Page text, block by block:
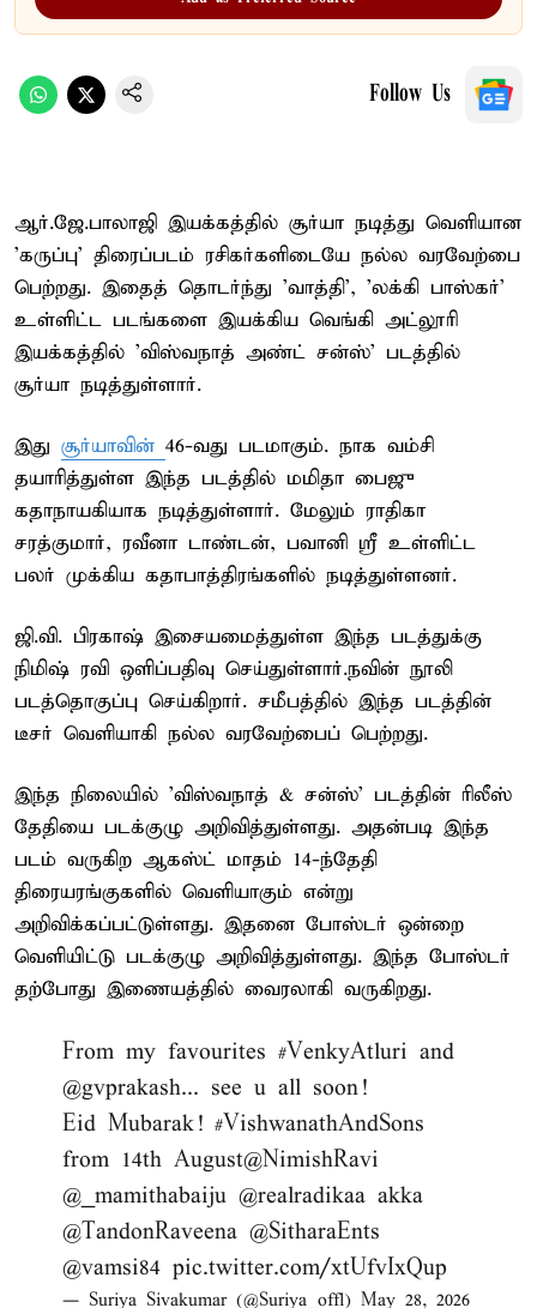
Follow Us
ஆர்.ஜே.பாலாஜி இயக்கத்தில் சூர்யா நடித்து வெளியான
'கருப்பு' திரைப்படம் ரசிகர்களிடையே நல்ல வரவேற்பை
பெற்றது. இதைத் தொடர்ந்து 'வாத்தி', 'லக்கி பாஸ்கர்'
உள்ளிட்ட படங்களை இயக்கிய வெங்கி அட்லூரி
இயக்கத்தில் 'விஸ்வநாத் அண்ட் சன்ஸ்' படத்தில்
சூர்யா நடித்துள்ளார்.
இது சூர்யாவின் 46-வது படமாகும். நாக வம்சி
தயாரித்துள்ள இந்த படத்தில் மமிதா பைஜு
கதாநாயகியாக நடித்துள்ளார். மேலும் ராதிகா
சரத்குமார், ரவீனா டாண்டன், பவானி ஸ்ரீ உள்ளிட்ட
பலர் முக்கிய கதாபாத்திரங்களில் நடித்துள்ளனர்.
ஜி.வி. பிரகாஷ் இசையமைத்துள்ள இந்த படத்துக்கு
நிமிஷ் ரவி ஒளிப்பதிவு செய்துள்ளார்.நவின் நூலி
படத்தொகுப்பு செய்கிறார். சமீபத்தில் இந்த படத்தின்
டீசர் வெளியாகி நல்ல வரவேற்பைப் பெற்றது.
இந்த நிலையில் 'விஸ்வநாத் & சன்ஸ்' படத்தின் ரிலீஸ்
தேதியை படக்குழு அறிவித்துள்ளது. அதன்படி இந்த
படம் வருகிற ஆகஸ்ட் மாதம் 14-ந்தேதி
திரையரங்குகளில் வெளியாகும் என்று
அறிவிக்கப்பட்டுள்ளது. இதனை போஸ்டர் ஒன்றை
வெளியிட்டு படக்குழு அறிவித்துள்ளது. இந்த போஸ்டர்
தற்போது இணையத்தில் வைரலாகி வருகிறது.
From my favourites #VenkyAtluri and
@gvprakash... see u all soon!
Eid Mubarak! #VishwanathAndSons
from 14th August@NimishRavi
@_mamithabaiju @realradikaa akka
@TandonRaveena @SitharaEnts
@vamsi84 pic.twitter.com/xtUfvIxQup
— Suriya Sivakumar (@Suriya_offl) May 28, 2026